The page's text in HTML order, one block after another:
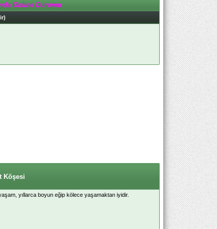
Online Durumu
Köşesi
yıllarca boyun eğip kölece yaşamaktan iyidir.